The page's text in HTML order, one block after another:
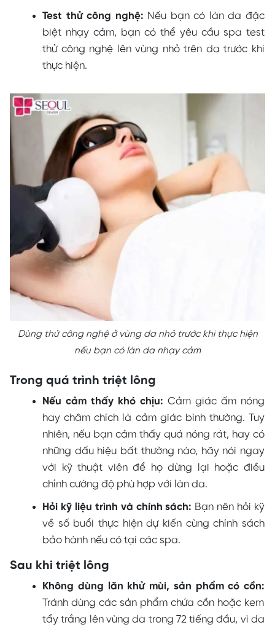
Test thử công nghệ: Nếu bạn có làn da đặc
biệt nhạy cảm, bạn có thể yêu cầu spa test
thử công nghệ lên vùng nhỏ trên da trước khi
thực hiện.
Dùng thử công nghệ ở vùng da nhỏ trước khi thực hiện
nếu bạn có làn da nhạy cảm
Trong quá trình triệt lông
Nếu cảm thấy khó chịu:Cảm giác ấm nóng
hay châm chích là cảm giác bình thường. Tuy
nhiên, nếu bạn cảm thấy quá nóng rát, hay có
những dấu hiệu bất thường nào, hãy nói ngay
với kỹ thuật viên để họ dừng lại hoặc điều
chỉnh cường độ phù hợp với làn da.
Hỏi kỹ liệu trình và chính sách: Bạn nên hỏi kỹ
về số buổi thực hiện dự kiến cùng chính sách
bảo hành nếu có tại các spa.
Sau khi triệt lông
Không dùng lăn khử mùi, sản phẩm có cồn:
Tránh dùng các sản phẩm chứa cồn hoặc kem
tẩy trắng lên vùng da trong 72 tiếng đầu, vì da